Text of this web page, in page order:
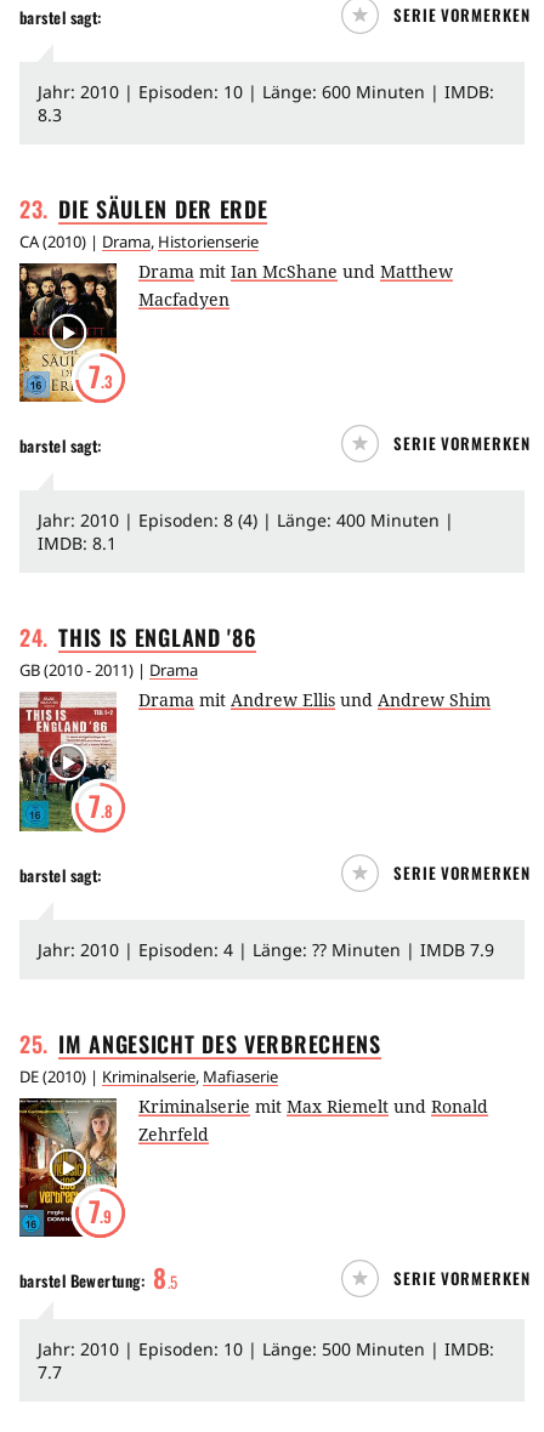
barstel sagt: SERIE VORMERKEN
Jahr: 2010 | Episoden: 10 | Länge: 600 Minuten | IMDB:
8.3
23. DIE SÄULEN DER ERDE
CA(2010) | Drama, Historienserie
7.3
Drama mit Ian McShane und Matthew
Macfadyen
barstel sagt: SERIE VORMERKEN
Jahr: 2010 | Episoden: 8 (4) | Länge: 400 Minuten |
IMDB: 8.1
24. THIS IS ENGLAND'86
GB(2010 - 2011) | Drama
7.8
Drama mit Andrew Ellis und Andrew Shim
barstel sagt: SERIE VORMERKEN
Jahr: 2010 | Episoden: 4 | Länge: ?? Minuten | IMDB 7.9
25. IM ANGESICHT DESVERBRECHENS
DE(2010) | Kriminalserie, Mafiaserie
7.9
Kriminalserie mit Max Riemelt und Ronald
Zehrfeld
barstel Bewertung: 8.5 SERIE VORMERKEN
Jahr: 2010 | Episoden: 10 | Länge: 500 Minuten | IMDB:
7.7